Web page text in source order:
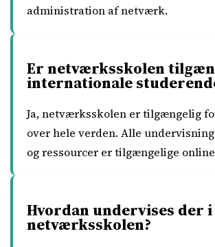
administration af netværk.
Er netværksskolen
internationale
Ja, netværksskolen er tilgængelig
over hele verden. Alle
og ressourcer er tilgængelige
Hvordan undervises der i
netværksskolen?